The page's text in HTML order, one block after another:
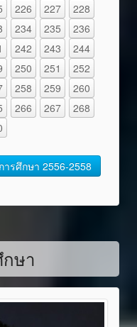
226 227
228
234 235
236
242 243
244
250 251
252
258 259
260
266 267
268
ารศึกษา 2556-2558
ษา